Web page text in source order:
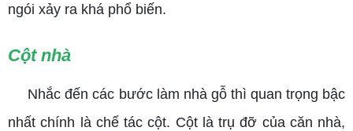
ngói xảy ra khá phổ biến.
Cột nhà
Nhắc đến các bước làm nhà gỗ thì quan trọng bậc
nhất chính là chế tác cột. Cột là trụ đỡ của căn nhà,